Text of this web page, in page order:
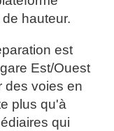
hauteur.
est
Est/Ouest
des voies en
plus qu'à
qui